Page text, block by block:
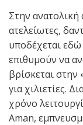
Στην
ατελείωτες,
υποδέχεται εδώ
επιθυμούν να
βρίσκεται στην
για χιλιετίες.
χρόνο
Aman,